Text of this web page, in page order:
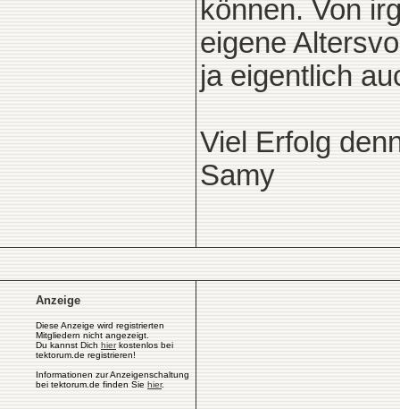
können. Von
eigene
ja eigentlich
Viel Erfolg
Samy
Anzeige
Diese Anzeige wird registrierten
Mitgliedern nicht angezeigt.
Du kannst Dich hierkostenlos bei
tektorum.de registrieren!
Informationen zur Anzeigenschaltung
bei tektorum.de finden Sie hier.